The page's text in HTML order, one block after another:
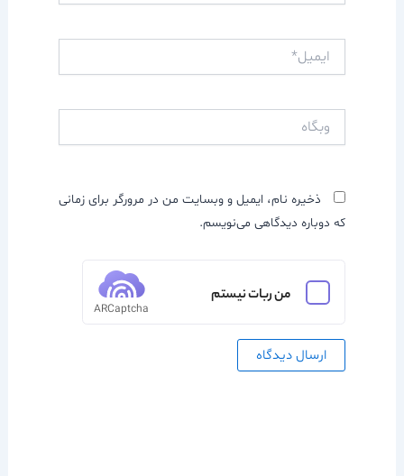
ذخیره نام، ایمیل و وبسایت من در مرورگر برای زمانی
که دوباره دیدگاهی می‌نویسم.
من ربات نیستم
ARCaptcha